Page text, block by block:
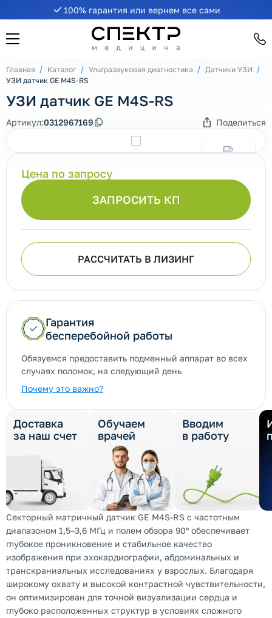
100% гарантия или вернем все сами
Главная Каталог Ультразвуковая диагностика
Датчики УЗИ
УЗИ датчик GE M4S-RS
УЗИ датчик GE M4S-RS
Артикул:0312967169 Поделиться
ЗАПРОСИТЬ КП
Цена по запросу
РАССЧИТАТЬ В ЛИЗИНГ
Гарантия
бесперебойной работы
Обязуемся предоставить подменный аппарат во всех
случаях поломок, на следующий день
Почему это важно?
Доставка
за наш счет
Обучаем
врачей
Вводим
в работу
Секторный матричный датчик GE M4S-RS с частотным
диапазоном 1,5–3,6 МГц и полем обзора 90° обеспечивает
глубокое проникновение и стабильное качество
изображения при эхокардиографии, абдоминальных и
транскраниальных исследованиях у взрослых. Благодаря
широкому охвату и высокой контрастной чувствительности,
он оптимизирован для точной визуализации сердца и
глубоко расположенных структур в условиях сложного